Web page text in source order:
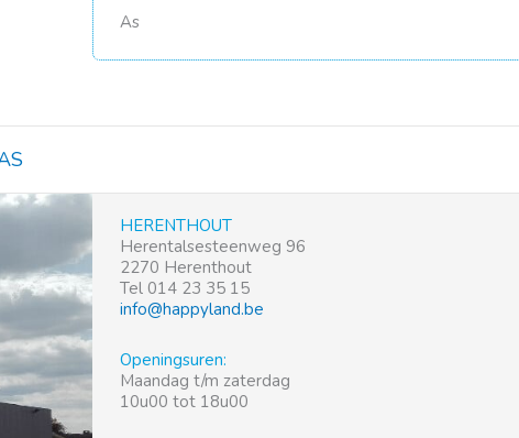
As
HERENTHOUT
Herentalsesteenweg 96
2270 Herenthout
Tel 014 23 35 15
info@happyland.be
Openingsuren:
Maandag t/m zaterdag
10u00 tot 18u00